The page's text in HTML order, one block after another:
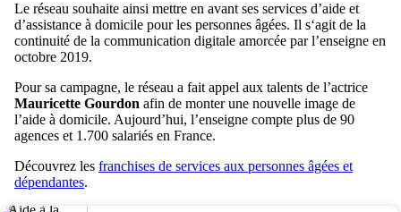
Le réseau souhaite ainsi mettre en avant ses services d’aide et
d’assistance à domicile pour les personnes âgées. Il s‘agit de la
continuité de la communication digitale amorcée par l’enseigne en
octobre 2019.
Pour sa campagne, le réseau a fait appel aux talents de l’actrice
Mauricette Gourdon afin de monter une nouvelle image de
l’aide à domicile. Aujourd’hui, l’enseigne compte plus de 90
agences et 1.700 salariés en France.
Découvrez les franchises de services aux personnes âgées et
dépendantes.